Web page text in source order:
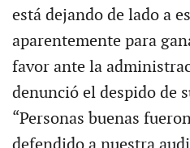
está dejando de lado a
aparentemente para
favor ante la
denunció el despido de
“Personas buenas